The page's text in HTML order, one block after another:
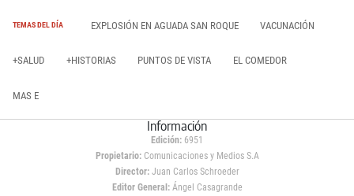
TEMAS DEL DÍA EXPLOSIÓN EN AGUADA SAN ROQUE VACUNACIÓN
+SALUD +HISTORIAS PUNTOS DE VISTA EL COMEDOR
MAS E
Información
Edición: 6951
Propietario:Comunicaciones y Medios S.A
Director: Juan Carlos Schroeder
Editor General:Ángel Casagrande